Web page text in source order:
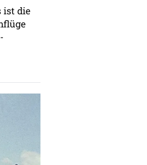
ist die